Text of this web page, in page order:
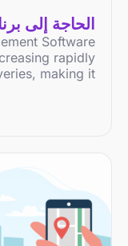
الحاجة إلى
Software
rapidly
making it